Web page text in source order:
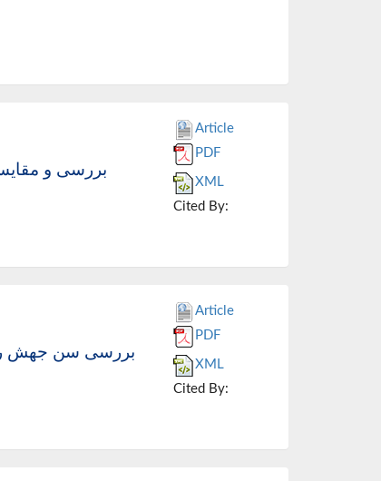
بررسی و
Article
PDF
XML
Cited By:
بررسی سن جهش
Article
PDF
XML
Cited By: